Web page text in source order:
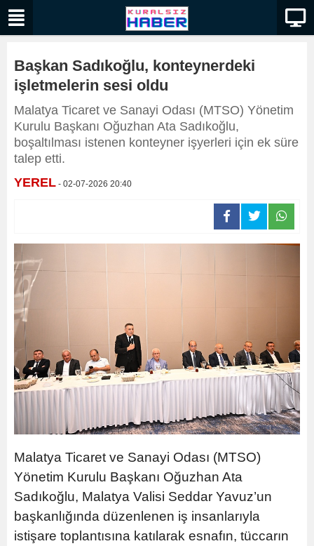
Başkan Sadıkoğlu, konteynerdeki
işletmelerin sesi oldu
Malatya Ticaret ve Sanayi Odası (MTSO) Yönetim
Kurulu Başkanı Oğuzhan Ata Sadıkoğlu,
boşaltılması istenen konteyner işyerleri için ek süre
talep etti.
YEREL - 02-07-2026 20:40
Malatya Ticaret ve Sanayi Odası (MTSO)
Yönetim Kurulu Başkanı Oğuzhan Ata
Sadıkoğlu, Malatya Valisi Seddar Yavuz’un
başkanlığında düzenlenen iş insanlarıyla
istişare toplantısına katılarak esnafın, tüccarın